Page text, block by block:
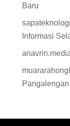
Baru
Informasi